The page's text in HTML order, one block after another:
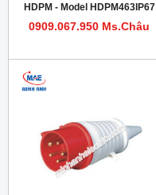
HDPM - Model HDPM463IP67
0909.067.950 Ms.Châu